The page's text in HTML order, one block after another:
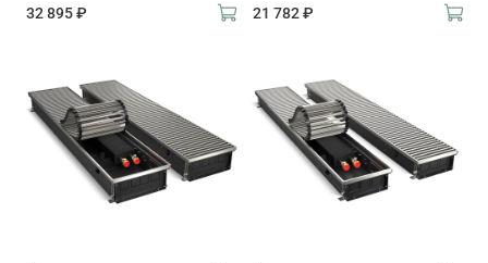
32 895 ₽
21 782 ₽